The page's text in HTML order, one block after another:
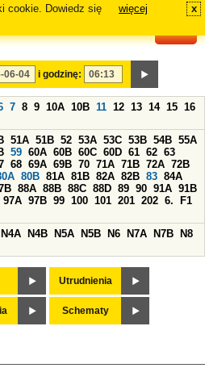
cookie. Dowiedz się
więcej x
i godzinę:
7 8 9 10A 10B 11 12 13 14 15 16
51A 51B 52 53A 53C 53B 54B 55A
59 60A 60B 60C 60D 61 62 63
68 69A 69B 70 71A 71B 72A 72B
80B 81A 81B 82A 82B 83 84A
88A 88B 88C 88D 89 90 91A 91B
97A 97B 99 100 101 201 202 6.
F1
N4A N4B N5A N5B N6 N7A N7B
N8
Utrudnienia
Schematy